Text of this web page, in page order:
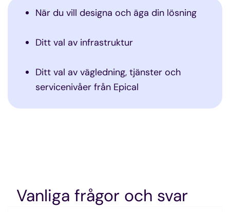
När du vill designa och äga din lösning
Ditt val av infrastruktur
Ditt val av vägledning, tjänster och
servicenivåer från Epical
Vanliga frågor och svar